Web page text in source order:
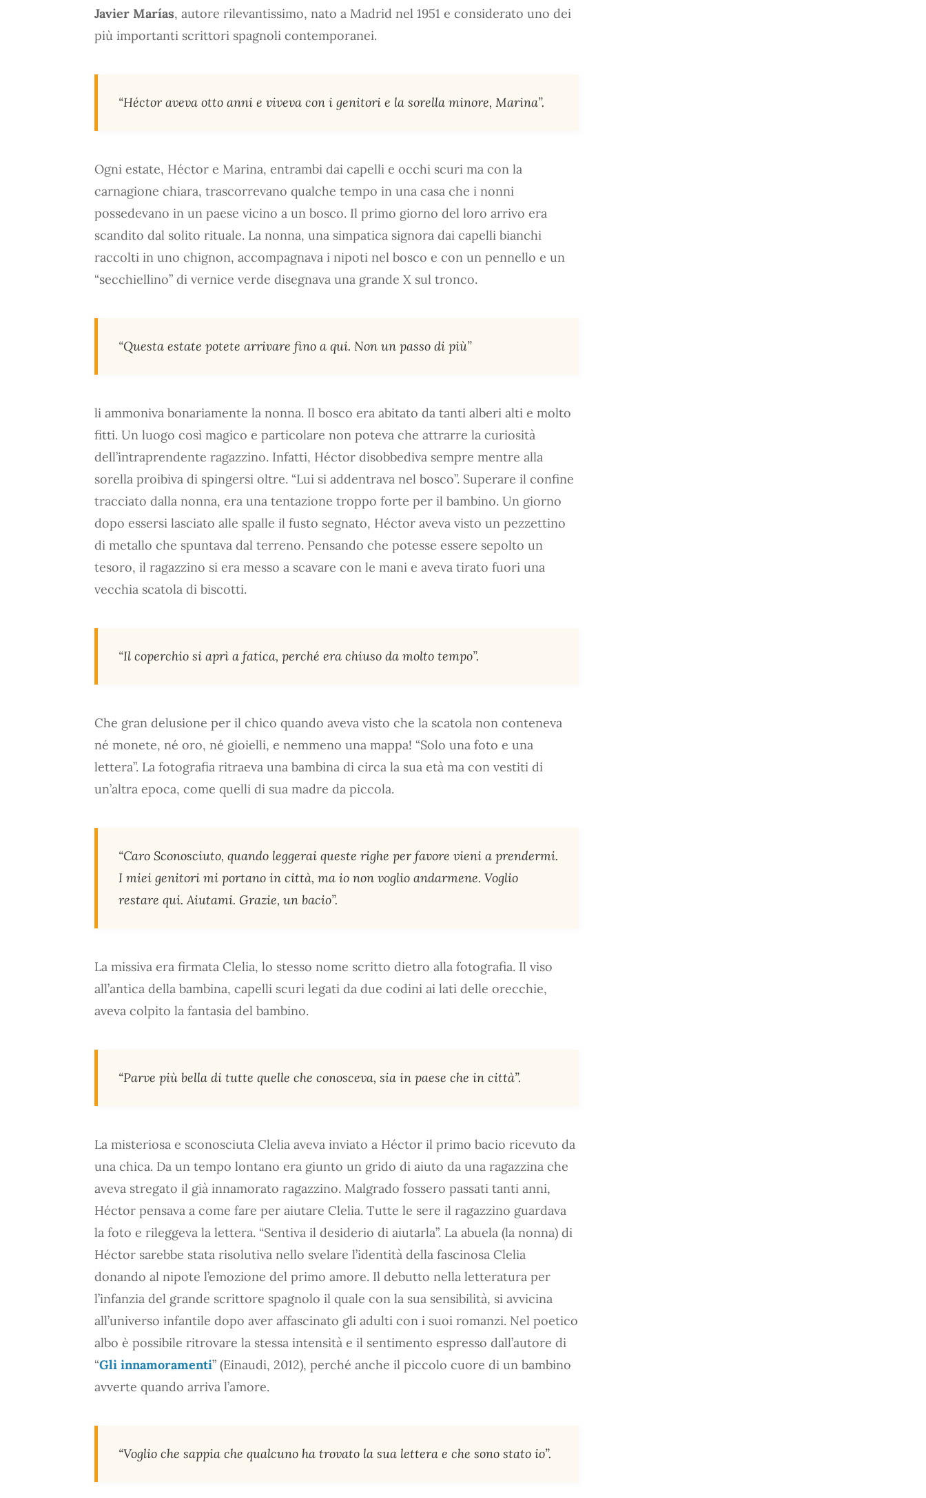
Javier Marías, autore rilevantissimo, nato a Madrid nel 1951 e considerato uno dei
più importanti scrittori spagnoli contemporanei.
“Héctor aveva otto anni e viveva con i genitori e la sorella minore, Marina”.
Ogni estate, Héctor e Marina, entrambi dai capelli e occhi scuri ma con la
carnagione chiara, trascorrevano qualche tempo in una casa che i nonni
possedevano in un paese vicino a un bosco. Il primo giorno del loro arrivo era
scandito dal solito rituale. La nonna, una simpatica signora dai capelli bianchi
raccolti in uno chignon, accompagnava i nipoti nel bosco e con un pennello e un
“secchiellino” di vernice verde disegnava una grande X sul tronco.
“Questa estate potete arrivare fino a qui. Non un passo di più”
li ammoniva bonariamente la nonna. Il bosco era abitato da tanti alberi alti e molto
fitti. Un luogo così magico e particolare non poteva che attrarre la curiosità
dell’intraprendente ragazzino. Infatti, Héctor disobbediva sempre mentre alla
sorella proibiva di spingersi oltre. “Lui si addentrava nel bosco”. Superare il confine
tracciato dalla nonna, era una tentazione troppo forte per il bambino. Un giorno
dopo essersi lasciato alle spalle il fusto segnato, Héctor aveva visto un pezzettino
di metallo che spuntava dal terreno. Pensando che potesse essere sepolto un
tesoro, il ragazzino si era messo a scavare con le mani e aveva tirato fuori una
vecchia scatola di biscotti.
“Il coperchio si aprì a fatica, perché era chiuso da molto tempo”.
Che gran delusione per il chico quando aveva visto che la scatola non conteneva
né monete, né oro, né gioielli, e nemmeno una mappa! “Solo una foto e una
lettera”. La fotografia ritraeva una bambina di circa la sua età ma con vestiti di
un’altra epoca, come quelli di sua madre da piccola.
“Caro Sconosciuto, quando leggerai queste righe per favore vieni a prendermi.
I miei genitori mi portano in città, ma io non voglio andarmene. Voglio
restare qui. Aiutami. Grazie, un bacio”.
La missiva era firmata Clelia, lo stesso nome scritto dietro alla fotografia. Il viso
all’antica della bambina, capelli scuri legati da due codini ai lati delle orecchie,
aveva colpito la fantasia del bambino.
“Parve più bella di tutte quelle che conosceva, sia in paese che in città”.
La misteriosa e sconosciuta Clelia aveva inviato a Héctor il primo bacio ricevuto da
una chica. Da un tempo lontano era giunto un grido di aiuto da una ragazzina che
aveva stregato il già innamorato ragazzino. Malgrado fossero passati tanti anni,
Héctor pensava a come fare per aiutare Clelia. Tutte le sere il ragazzino guardava
la foto e rileggeva la lettera. “Sentiva il desiderio di aiutarla”. La abuela (la nonna) di
Héctor sarebbe stata risolutiva nello svelare l’identità della fascinosa Clelia
donando al nipote l’emozione del primo amore. Il debutto nella letteratura per
l’infanzia del grande scrittore spagnolo il quale con la sua sensibilità, si avvicina
all’universo infantile dopo aver affascinato gli adulti con i suoi romanzi. Nel poetico
albo è possibile ritrovare la stessa intensità e il sentimento espresso dall’autore di
“Gli innamoramenti” (Einaudi, 2012), perché anche il piccolo cuore di un bambino
avverte quando arriva l’amore.
“Voglio che sappia che qualcuno ha trovato la sua lettera e che sono stato io”.